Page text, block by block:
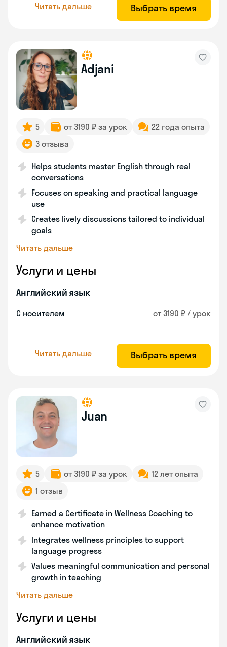
Читать дальше Выбрать время
Adjani
5 от 3190 ₽ за урок
22 года опыта
3 отзыва
Helps students master English through real
conversations
Focuses on speaking and practical language
use
Creates lively discussions tailored to individual
goals
Читать дальше
Услуги и цены
Английский язык
С носителем от 3190 ₽ / урок
Читать дальше Выбрать время
Juan
5 от 3190 ₽ за урок
12 лет опыта
1 отзыв
Earned a Certificate in Wellness Coaching to
enhance motivation
Integrates wellness principles to support
language progress
Values meaningful communication and personal
growth in teaching
Читать дальше
Услуги и цены
Английский язык